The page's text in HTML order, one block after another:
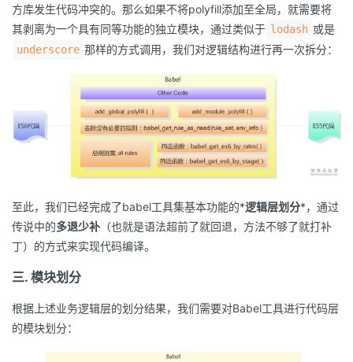
方库发生代码冲突的。那么如果不将polyfill添加至全局，就需要将
其剥离为一个具有同等功能的独立模块，通过类似于 lodash 或是
underscore 那样的方式调用，我们对逻辑结构进行再一次拆分：
至此，我们已经完成了babel工具集基本功能的*逻辑层划分*，通过
传说中的多退少补 （也就是语法超前了就回退，方法不够了就打补
丁）的方式来实现代码编译。
三. 模块划分
根据上述业务逻辑层的划分结果，我们需要对Babel工具进行代码层
的模块划分：